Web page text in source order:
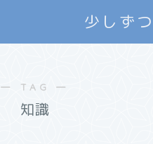
少しず
― TAG ―
知識